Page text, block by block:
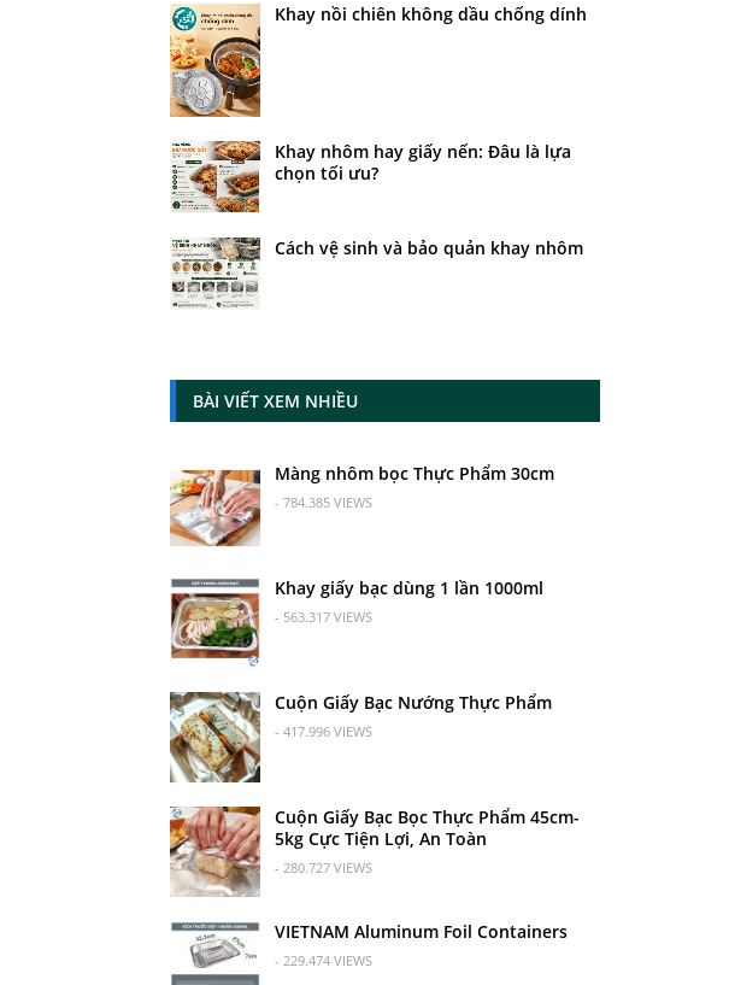
Khay nồi chiên không dầu chống dính
Khay nhôm hay giấy nến: Đâu là lựa
chọn tối ưu?
Cách vệ sinh và bảo quản khay nhôm
BÀI VIẾT XEM NHIỀU
Màng nhôm bọc Thực Phẩm 30cm
- 784.385 VIEWS
Khay giấy bạc dùng 1 lần 1000ml
- 563.317 VIEWS
Cuộn Giấy Bạc Nướng Thực Phẩm
- 417.996 VIEWS
Cuộn Giấy Bạc Bọc Thực Phẩm 45cm-
5kg Cực Tiện Lợi, An Toàn
- 280.727 VIEWS
VIETNAM Aluminum Foil Containers
- 229.474 VIEWS